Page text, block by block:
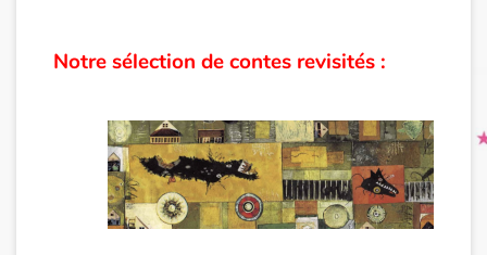
Autour du monde
Apprentissage
Notre sélection de contes revisités :